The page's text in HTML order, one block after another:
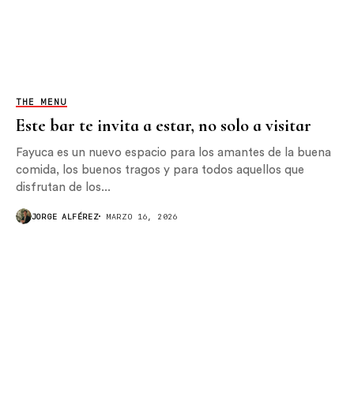
THE MENU
Este bar te invita a estar, no solo a visitar
Fayuca es un nuevo espacio para los amantes de la buena
comida, los buenos tragos y para todos aquellos que
disfrutan de los...
JORGE ALFÉREZ MARZO 16, 2026